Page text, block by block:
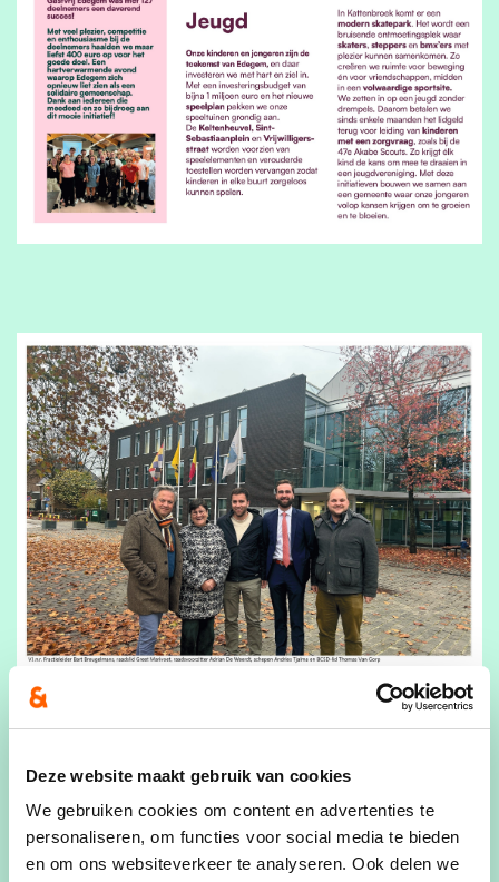
Deze website maakt gebruik van cookies
We gebruiken cookies om content en advertenties te
personaliseren, om functies voor social media te bieden
en om ons websiteverkeer te analyseren. Ook delen we